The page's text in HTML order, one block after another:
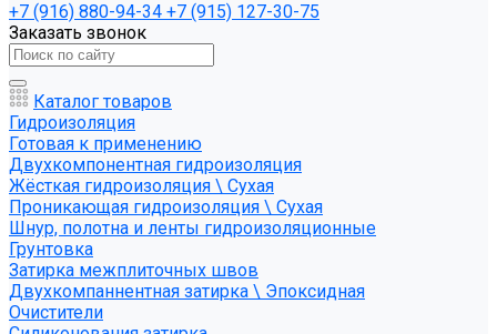
+7 (916) 880-94-34 +7 (915) 127-30-75
Заказать звонок
Каталог товаров
Гидроизоляция
Готовая к применению
Двухкомпонентная гидроизоляция
Жёсткая гидроизоляция \ Сухая
Проникающая гидроизоляция \ Сухая
Шнур, полотна и ленты гидроизоляционные
Грунтовка
Затирка межплиточных швов
Двухкомпаннентная затирка \ Эпоксидная
Очистители